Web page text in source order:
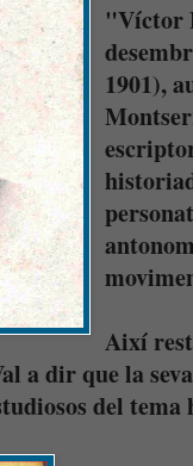
"Víctor
1901),
Així
a dir que la
del